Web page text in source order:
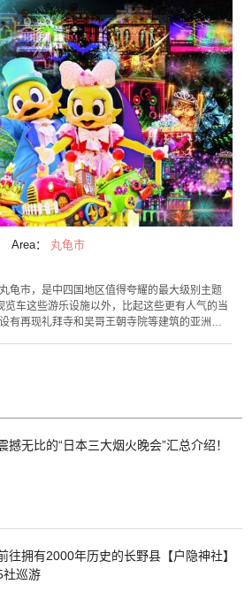
江戸时代的样貌依然保存至今，是非常贵重的
成的天守被指定为日本的国家重要文化财产。
Area： 丸龟市
龟市，是中四国地区值得夸耀的最大级别主题
览车这些游乐设施以外，比起这些更有人气的当
有再现礼拜寺和吴哥王朝寺院等建筑的亚洲遗
此住宿。推荐您不妨在这里尽情享受丰富多彩
片提供：雷欧玛度假村）
撼无比的“日本三大烟火晚会”汇总介绍！
往拥有2000年历史的长野县【户隐神社】
社巡游